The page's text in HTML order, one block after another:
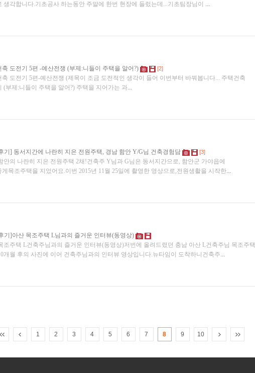
생각합니다.기초공사 하는동안 주말에 한번 현장에 들렀는데...기초팀장님이 ...
축 도전기 5편 -예산전쟁 (부제:니들이 주택을 알어?) [2]
축 도전기 5편-예산전쟁 (제목이 조금 도전적인 생각이 들어 이번부터 바꿔봅니다... 주택건축
(부제:니들이 주택을 알어?) 주택을 지어가는 과...
기] 동서지간에 나란히 지은 전원주택, 경남 함안 Y/G님 건축경험담 [3]
안의 나란히 지은 전원주택 2채!건축주 Y님과 G님은 동서지간으로, 함안군 가야읍에
게목조주택을 지었어요.이번 2015년 11월 25일에 촬영한 영상으로,전원생활을 시작한...
기]아산 목조주택 L님과의 즐거운 인터뷰(동영상)
조주택 L건축주님과의 즐거운 인터뷰(동영상)저번에 올려드렸던 충남 아산 L건축주님 목조주택
개월 후의 사진에 이어 건축주님과의 인터뷰 영상입니다.뉴타임이 도착하니건축주...
1 2 3 4 5 6 7 8 9 10